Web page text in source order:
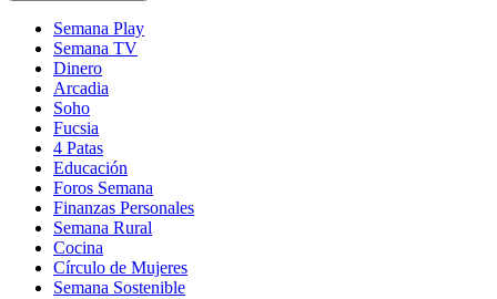
Semana Play
Semana TV
Dinero
Arcadia
Soho
in
new
window
Fucsia
in
new
window
4 Patas
Educación
Foros Semana
Finanzas Personales
Semana Rural
Cocina
Círculo de Mujeres
Semana Sostenible